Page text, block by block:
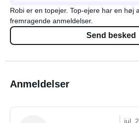
Robi er en topejer. Top-ejere har en høj
fremragende anmeldelser.
Send besked
Anmeldelser
jul.